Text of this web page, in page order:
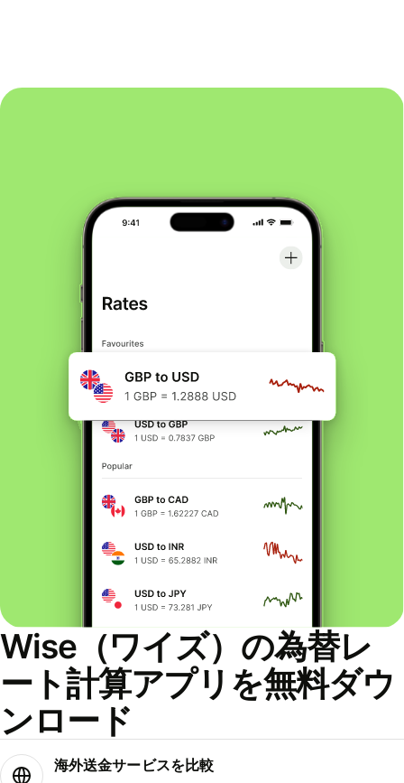
Wise（ワイズ）の為替レ
ート計算アプリを無料ダウ
ンロード
海外送金サービスを比較